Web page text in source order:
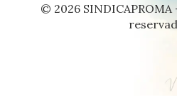
© 2026